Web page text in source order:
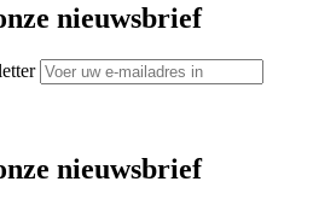
nieuwsbrief
nieuwsbrief